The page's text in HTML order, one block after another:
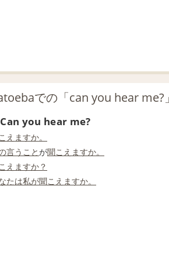
での「can you hear me?
Can you hear me?
えますか。
言うことが聞こえますか。
えますか？
たは私が聞こえますか。